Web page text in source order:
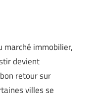
marché immobilier,
devient
retour sur
villes se